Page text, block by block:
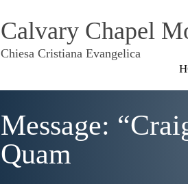
Calvary Chapel
Chiesa Cristiana Evangelica
Message:
Quam